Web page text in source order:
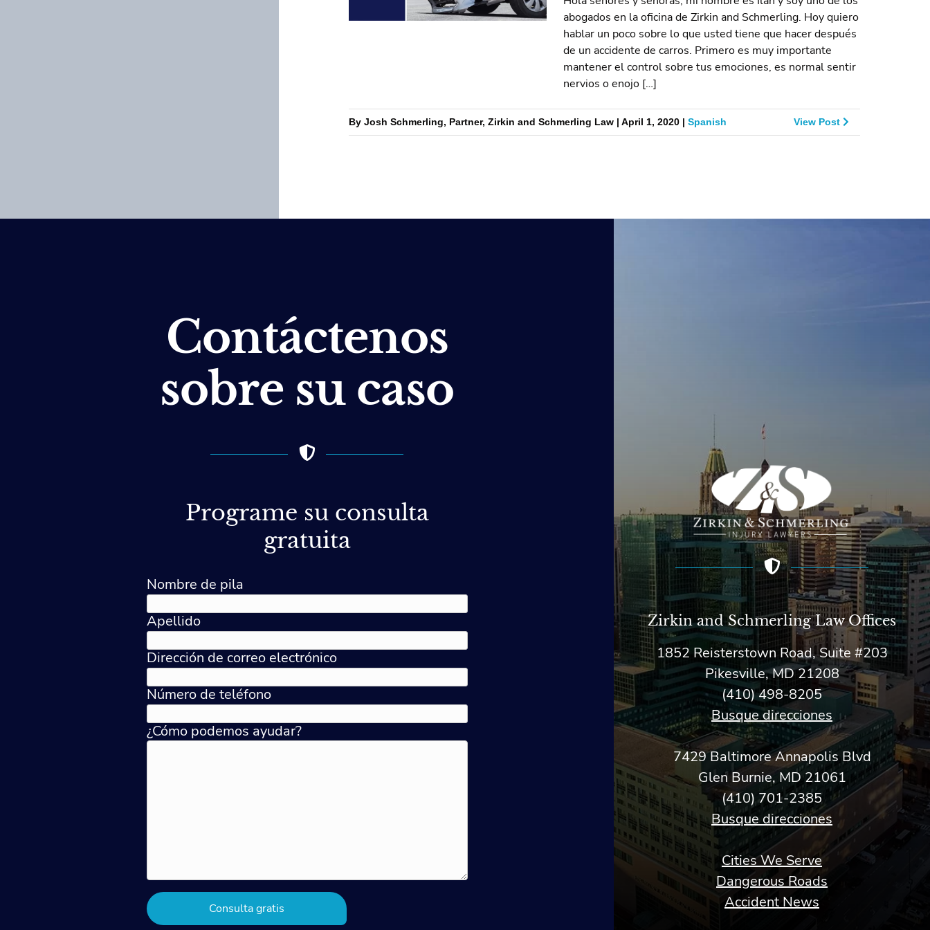
abogados en la oficina de Zirkin and Schmerling. Hoy quiero
hablar un poco sobre lo que usted tiene que hacer después
de un accidente de carros. Primero es muy importante
mantener el control sobre tus emociones, es normal sentir
nervios o enojo […]
By Josh Schmerling, Partner, Zirkin and Schmerling Law | April 1, 2020 | Spanish View Post
Contáctenos
sobre su caso
Programe su consulta
gratuita
Nombre de pila
Apellido
Dirección de correo electrónico
Número de teléfono
¿Cómo podemos ayudar?
Zirkin and Schmerling Law‎ Offices
1852 Reisterstown Road, Suite #203
Pikesville, MD 21208
(410) 498-8205
Busque direcciones
7429 Baltimore Annapolis Blvd
Glen Burnie, MD 21061
(410) 701-2385
Busque direcciones
Cities We Serve
Dangerous Roads
Accident News